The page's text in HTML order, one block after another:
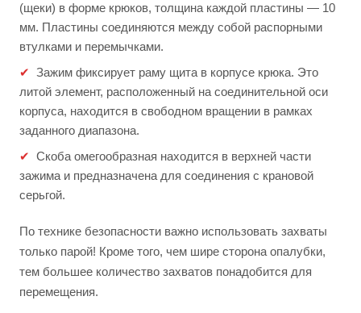
(щеки) в форме крюков, толщина каждой пластины — 10
мм. Пластины соединяются между собой распорными
втулками и перемычками.
Зажим фиксирует раму щита в корпусе крюка. Это
литой элемент, расположенный на соединительной оси
корпуса, находится в свободном вращении в рамках
заданного диапазона.
Скоба омегообразная находится в верхней части
зажима и предназначена для соединения с крановой
серьгой.
По технике безопасности важно использовать захваты
только парой! Кроме того, чем шире сторона опалубки,
тем большее количество захватов понадобится для
перемещения.